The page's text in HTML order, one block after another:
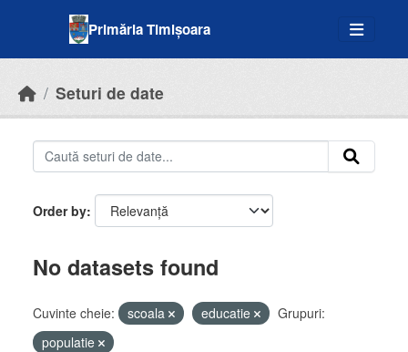
Primăria Timișoara
Seturi de date
Order by
No datasets found
Cuvinte cheie: scoala educatie
Grupuri:
populatie